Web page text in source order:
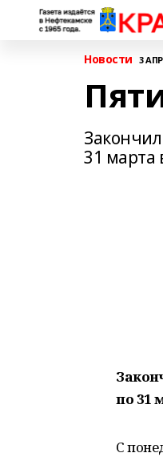
Новости 3
31 марта
по 31
С